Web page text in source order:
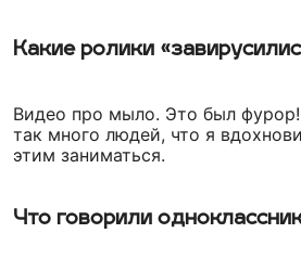
Какие ролики
Видео про мыло. Это был
так много людей, что я
этим заниматься.
Что говорили